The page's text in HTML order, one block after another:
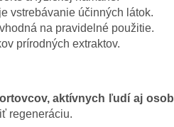
vstrebávanie účinných látok.
na pravidelné použitie.
prírodných extraktov.
aktívnych ľudí aj
regeneráciu.